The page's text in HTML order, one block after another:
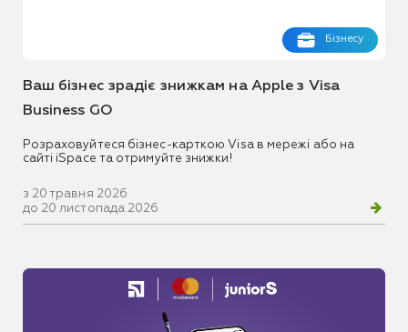
Бізнесу
Ваш бізнес зрадіє знижкам на Apple з Visa
Business GO
Розраховуйтеся бізнес-карткою Visa в мережі або на
сайті iSpace та отримуйте знижки!
з 20 травня 2026
до 20 листопада 2026